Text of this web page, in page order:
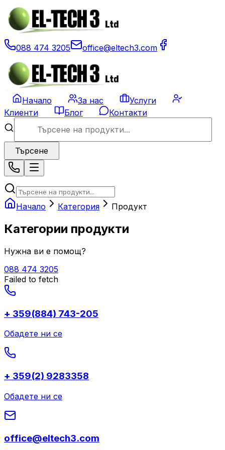
088 474 3205 office@eltech3.com
Начало За нас
Услуги
Клиенти
Блог Контакти
Търсене
Начало Категория Продукт
Категории продукти
Нужна ви е помощ?
088 474 3205
Failed to fetch
+ 359(884) 743-205
Обадете ни се
+ 359(2) 9283358
Обадете ни се
office@eltech3.com